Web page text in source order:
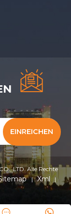
EINREICHEN
LTD. Alle Rechte
| Xml |